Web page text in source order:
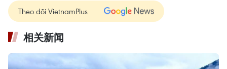
Theo dõi VietnamPlus
相关新闻